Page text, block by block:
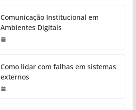
Comunicação Institucional em
Ambientes Digitais
Como lidar com falhas em sistemas
externos